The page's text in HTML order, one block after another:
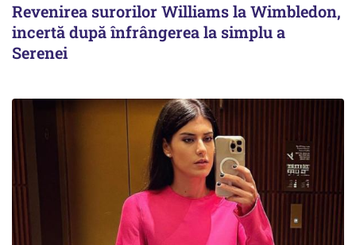
Revenirea surorilor Williams la Wimbledon,
incertă după înfrângerea la simplu a
Serenei